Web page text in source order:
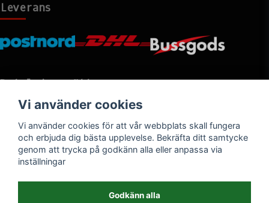
Leverans
Betalningssätt
Vi använder cookies
Vi använder cookies för att vår webbplats skall fungera
och erbjuda dig bästa upplevelse. Bekräfta ditt samtycke
genom att trycka på godkänn alla eller anpassa via
inställningar
Godkänn alla